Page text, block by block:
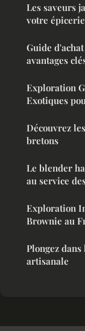
Les saveurs
votre épicerie
Guide
avantages
Exploration
Exotiques
Découvrez
bretons
Le blender
au service
Exploration
Brownie au
Plongez
artisanale